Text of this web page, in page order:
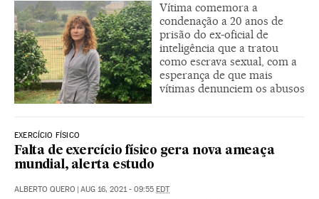
Vítima comemora a
condenação a 20 anos de
prisão do ex-oficial de
inteligência que a tratou
como escrava sexual, com a
esperança de que mais
vítimas denunciem os abusos
EXERCÍCIO FÍSICO
Falta de exercício físico gera nova ameaça
mundial, alerta estudo
ALBERTO QUERO | AUG 16, 2021 - 09:55 EDT